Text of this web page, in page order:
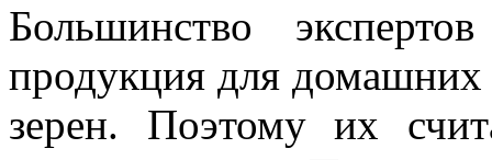
Большинство
продукция для домашних
зерен. Поэтому их